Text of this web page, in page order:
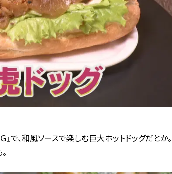
』で、和風ソースで楽しむ巨大ホットドッグだとか。